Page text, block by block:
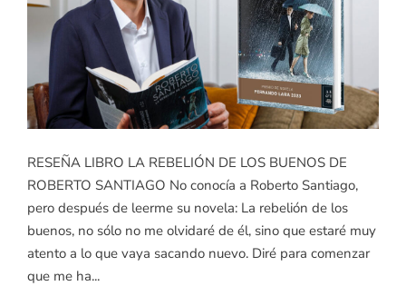
RESEÑA LIBRO LA REBELIÓN DE LOS BUENOS DE
ROBERTO SANTIAGO No conocía a Roberto Santiago,
pero después de leerme su novela: La rebelión de los
buenos, no sólo no me olvidaré de él, sino que estaré muy
atento a lo que vaya sacando nuevo. Diré para comenzar
que me ha...